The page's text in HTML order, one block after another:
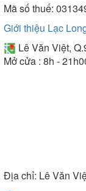
Mã số thuế:
Giới thiệu Lạc
Lê Văn Việt,
Mở cửa : 8h -
Địa chỉ: Lê Văn